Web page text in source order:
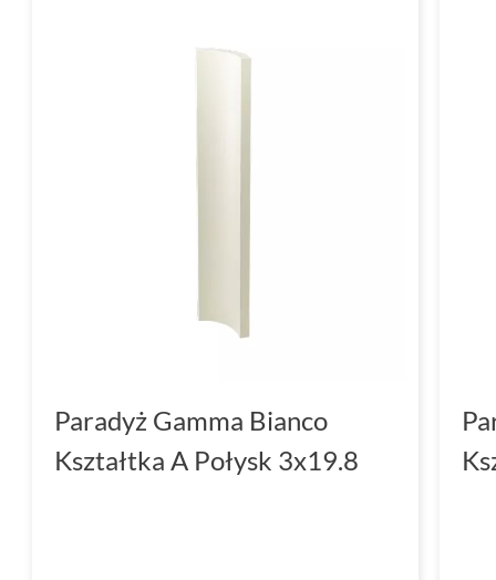
Paradyż Gamma Bianco
Kształtka A Połysk 3x19.8